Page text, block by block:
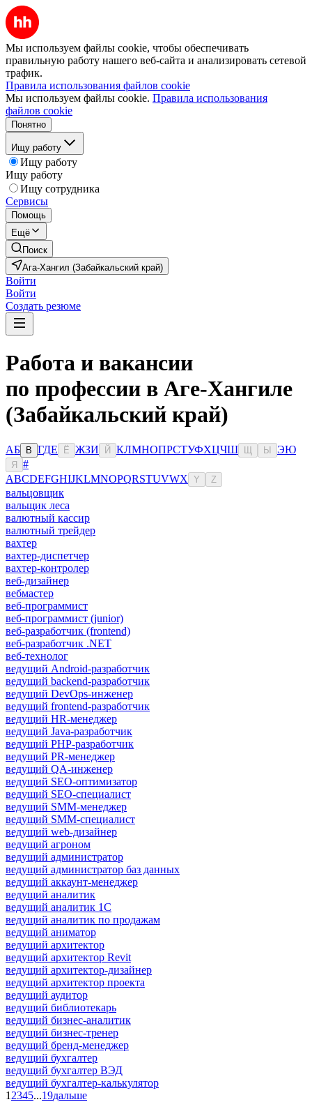
Мы используем файлы cookie, чтобы обеспечивать
правильную работу нашего веб-сайта и анализировать сетевой
трафик.
Правила использования файлов cookie
Мы используем файлы cookie. Правила использования
файлов cookie
Понятно
Ищу работу
Ищу работу
Ищу работу
Ищу сотрудника
Сервисы
Помощь
Ещё
Поиск
Ага-Хангил (Забайкальский край)
Войти
Войти
Создать резюме
Работа и вакансии
по профессии в Аге-Хангиле
(Забайкальский край)
АБ В ГДЕ Ё ЖЗИ Й КЛМНОПРСТУФХЦЧШ Ы ЭЮ
Я
#
ABCDEFGHIJKLMNOPQRSTUVWX Y Z
вальцовщик
вальщик леса
валютный кассир
валютный трейдер
вахтер
вахтер-диспетчер
вахтер-контролер
веб-дизайнер
вебмастер
веб-программист
веб-программист (junior)
веб-разработчик (frontend)
веб-разработчик .NET
веб-технолог
ведущий Android-разработчик
ведущий backend-разработчик
ведущий DevOps-инженер
ведущий frontend-разработчик
ведущий HR-менеджер
ведущий Java-разработчик
ведущий PHP-разработчик
ведущий PR-менеджер
ведущий QA-инженер
ведущий SEO-оптимизатор
ведущий SEO-специалист
ведущий SMM-менеджер
ведущий SMM-специалист
ведущий web-дизайнер
ведущий агроном
ведущий администратор
ведущий администратор баз данных
ведущий аккаунт-менеджер
ведущий аналитик
ведущий аналитик 1С
ведущий аналитик по продажам
ведущий аниматор
ведущий архитектор
ведущий архитектор Revit
ведущий архитектор-дизайнер
ведущий архитектор проекта
ведущий аудитор
ведущий библиотекарь
ведущий бизнес-аналитик
ведущий бизнес-тренер
ведущий бренд-менеджер
ведущий бухгалтер
ведущий бухгалтер ВЭД
ведущий бухгалтер-калькулятор
1 2345...19дальше